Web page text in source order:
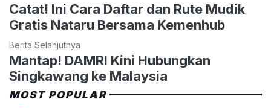
Catat! Ini Cara Daftar dan Rute Mudik
Gratis Nataru Bersama Kemenhub
Berita Selanjutnya
Mantap! DAMRI Kini Hubungkan
Singkawang ke Malaysia
MOST POPULAR